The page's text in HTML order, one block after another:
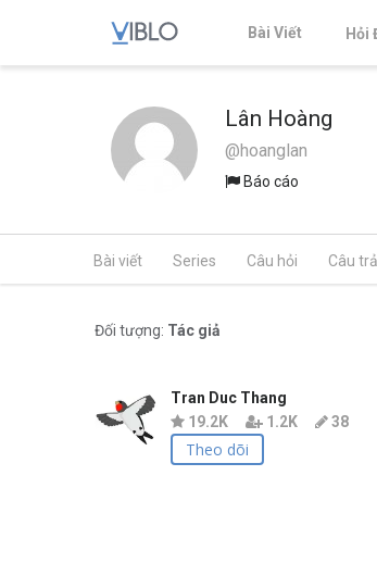
Bài Viết Hỏi
Lân Hoàng
@hoanglan
Báo cáo
Bài viết Series Câu hỏi Câu
Đối tượng: Tác giả
Tran Duc Thang
19.2K
1.2K 38
Theo dõi